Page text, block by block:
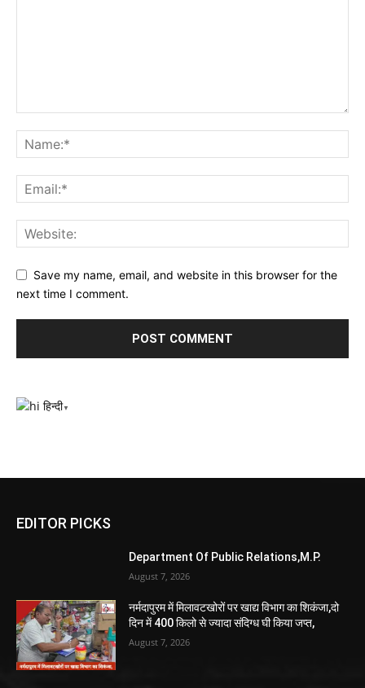
Save my name, email, and website in this browser for the
next time I comment.
हिन्दी▼
EDITOR PICKS
Department Of Public Relations,M.P.
August 7, 2026
नर्मदापुरम में मिलावटखोरों पर खाद्य विभाग का शिकंजा,दो
दिन में 400 किलो से ज्यादा संदिग्ध घी किया जप्त,
August 7, 2026